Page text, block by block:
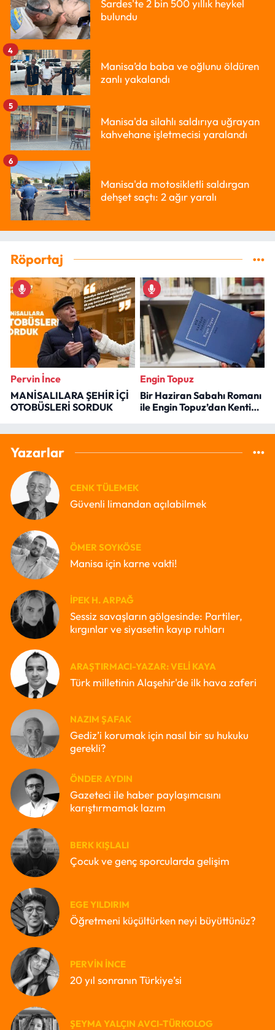
Sardes'te 2 bin 500 yıllık heykel
bulundu
Manisa’da baba ve oğlunu öldüren
zanlı yakalandı
4
Manisa'da silahlı saldırıya uğrayan
kahvehane işletmecisi yaralandı
5
Manisa'da motosikletli saldırgan
dehşet saçtı: 2 ağır yaralı
6
Röportaj
Pervin İnce
MANİSALILARA ŞEHİR İÇİ
OTOBÜSLERİ SORDUK
Engin Topuz
Bir Haziran Sabahı Romanı
ile Engin Topuz’dan Kenti
Yazarlar
CENK TÜLEMEK
Güvenli limandan açılabilmek
ÖMER SOYKÖSE
Manisa için karne vakti!
İPEK H. ARPAĞ
Sessiz savaşların gölgesinde: Partiler,
kırgınlar ve siyasetin kayıp ruhları
ARAŞTIRMACI-YAZAR: VELI KAYA
Türk milletinin Alaşehir'de ilk hava zaferi
NAZIM ŞAFAK
Gediz’i korumak için nasıl bir su hukuku
gerekli?
ÖNDER AYDIN
Gazeteci ile haber paylaşımcısını
karıştırmamak lazım
BERK KIŞLALI
Çocuk ve genç sporcularda gelişim
EGE YILDIRIM
Öğretmeni küçültürken neyi büyüttünüz?
PERVIN İNCE
20 yıl sonranın Türkiye’si
ŞEYMA YALÇIN AVCI-TÜRKOLOG